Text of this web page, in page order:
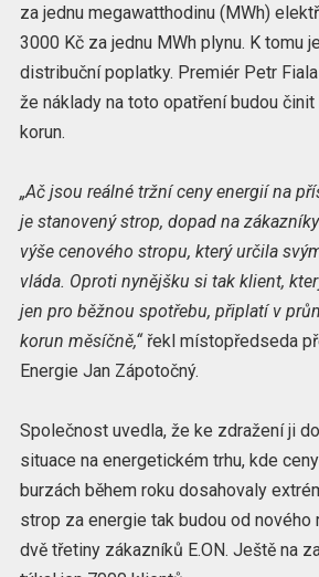
za jednu megawatthodinu (MWh)
3000 Kč za jednu MWh plynu. K tomu
distribuční poplatky. Premiér Petr
že náklady na toto opatření budou
korun.
„Ač jsou reálné tržní ceny energií na
je stanovený strop, dopad na
výše cenového stropu, který určila
vláda. Oproti nynějšku si tak klient,
jen pro běžnou spotřebu, připlatí v
korun měsíčně,“řekl místopředseda
Energie Jan Zápotočný.
Společnost uvedla, že ke zdražení ji
situace na energetickém trhu, kde
burzách během roku dosahovaly
strop za energie tak budou od nového
dvě třetiny zákazníků E.ON. Ještě na